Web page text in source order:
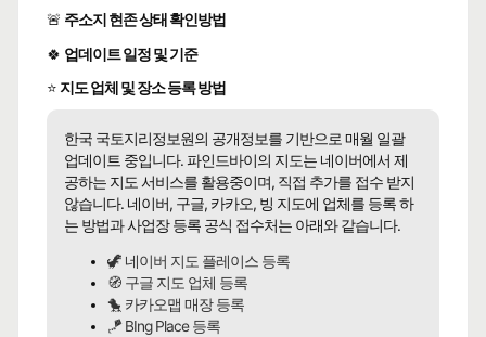
🚨 주소지 현존 상태 확인방법
🍀 업데이트 일정 및 기준
⭐ 지도 업체 및 장소 등록 방법
한국 국토지리정보원의 공개정보를 기반으로 매월 일괄
업데이트 중입니다. 파인드바이의 지도는 네이버에서 제
공하는 지도 서비스를 활용중이며, 직접 추가를 접수 받지
않습니다. 네이버, 구글, 카카오, 빙 지도에 업체를 등록 하
는 방법과 사업장 등록 공식 접수처는 아래와 같습니다.
🦖 네이버 지도 플레이스 등록
🧭 구글 지도 업체 등록
🐤 카카오맵 매장 등록
🪁 BIng Place 등록